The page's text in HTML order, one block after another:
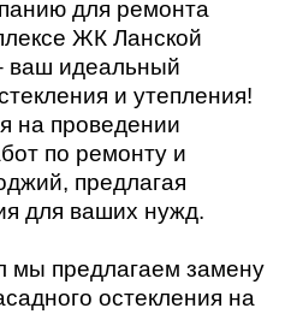
для ремонта
ЖК Ланской
ваш идеальный
и утепления!
на проведении
по ремонту и
предлагая
для ваших нужд.
мы предлагаем замену
остекления на